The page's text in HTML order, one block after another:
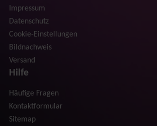
Impressum
Datenschutz
Cookie-Einstellungen
Bildnachweis
Versand
Hilfe
Häufige Fragen
Kontaktformular
Sitemap